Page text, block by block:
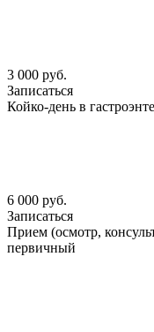
3 000 руб.
Записаться
Койко-день в
6 000 руб.
Записаться
Прием (осмотр,
первичный